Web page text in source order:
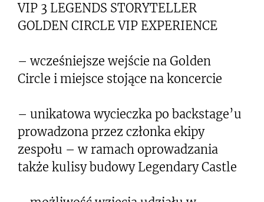
VIP 3 LEGENDS STORYTELLER
GOLDEN CIRCLE VIP EXPERIENCE
– wcześniejsze wejście na Golden
Circle i miejsce stojące na koncercie
– unikatowa wycieczka po backstage’u
prowadzona przez członka ekipy
zespołu – w ramach oprowadzania
także kulisy budowy Legendary Castle